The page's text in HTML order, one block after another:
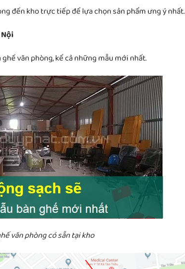
đến kho trực tiếp để lựa chọn sản phẩm ưng ý nhất.
văn phòng, kể cả những mẫu mới nhất.
văn phòng có sẵn tại kho